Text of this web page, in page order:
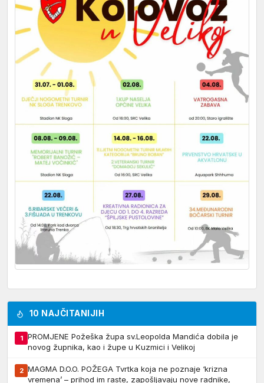
10 NAJČITANIJIH
1
PROMJENE Požeška župa sv.Leopolda Mandića dobila je
novog župnika, kao i župe u Kuzmici i Velikoj
2 MAGMA D.O.O. POŽEGA Tvrtka koja ne poznaje ‘krizna
vremena’ – prihod im raste, zapošljavaju nove radnike,